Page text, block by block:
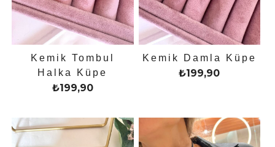
Kemik Tombul
Halka Küpe
₺199,90
Kemik Damla Küpe
₺199,90